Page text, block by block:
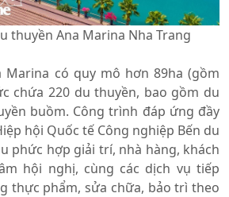
thuyền Ana Marina Nha Trang
Marina có quy mô hơn 89ha (gồm
chứa 220 du thuyền, bao gồm du
buồm. Công trình đáp ứng đầy
hội Quốc tế Công nghiệp Bến du
phức hợp giải trí, nhà hàng, khách
hội nghị, cùng các dịch vụ tiếp
thực phẩm, sửa chữa, bảo trì theo